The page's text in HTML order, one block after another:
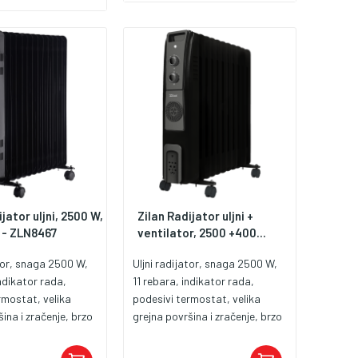
raspodjelu
58×42 cm
od 2500 W
što je
izbor
Kućište je
kotačićima koji
uređaja
Za dodatnu
zaštita od
daje diskretan i
Verzije
dimenzije
cm. Specifikacije
• Pokriva
uljni, 2500 W,
ZLN8467
snaga 2500 W,
rada,
velika
i zračenje, brzo
zaštita od
Zilan Radijator uljni +
ventilator, 2500 +400...
Uljni radijator, snaga 2500 W,
11 rebara, indikator rada,
podesivi termostat, velika
grejna površina i zračenje, brzo
neugodnih mirisa, tlačno